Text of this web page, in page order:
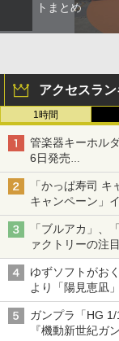
トまとめ
アクセスラ
1時間
管楽器キーホル
6日発売
チューバ、テナ
「かっぱ寿司
キャンペーン」
子どもが楽しめ
追求
「ブルアカ」、
ァクトリーの注
示会】
ゆずソフトがお
より「陽見恵凪
メガネ姿も表現
ガンプラ「HG
『機動新世紀ガ